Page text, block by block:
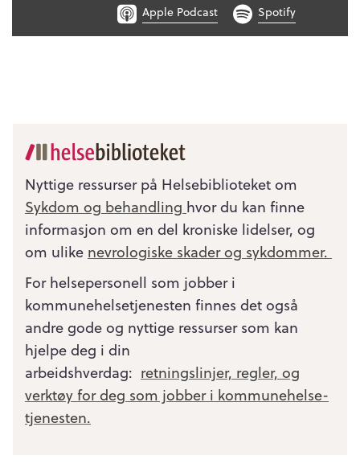
Apple Podcast
Spotify
Nyttige ressurser på Helsebiblioteket om
Sykdom og behandling hvor du kan finne
informasjon om en del kroniske lidelser, og
om ulike nevrologiske skader og sykdommer.
For helsepersonell som jobber i
kommunehelsetjenesten finnes det også
andre gode og nyttige ressurser som kan
hjelpe deg i din
arbeidshverdag: retningslinjer, regler, og
verktøy for deg som jobber i kommunehelse­
tjenesten.